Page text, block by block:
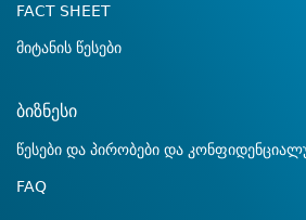
FACT SHEET
მიტანის წესები
ბიზნესი
წესები და პირობები და
FAQ